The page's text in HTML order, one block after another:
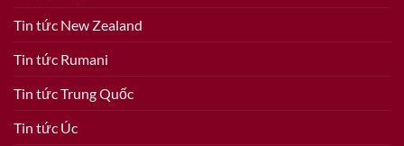
Tin tức New Zealand
Tin tức Rumani
Tin tức Trung Quốc
Tin tức Úc